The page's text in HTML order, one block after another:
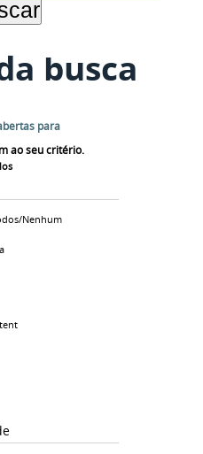
busca
ao seu critério.
Nenhum
para
em
a
e